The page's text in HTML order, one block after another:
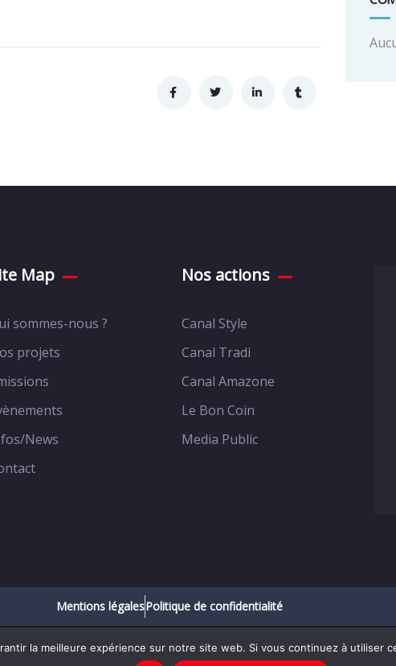
Map
sommes-nous ?
projets
News
Nos actions
Canal Style
Canal Tradi
Canal Amazone
Le Bon Coin
Media Public
Mentions légalesPolitique de confidentialité
© 2023 – Racines Africa – Tous droits réservés.
la meilleure expérience sur notre site web. Si vous continuez à utiliser